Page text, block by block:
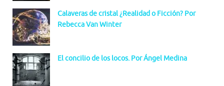
Calaveras de cristal ¿Realidad o Ficción? Por
Rebecca Van Winter
El concilio de los locos. Por Ángel Medina